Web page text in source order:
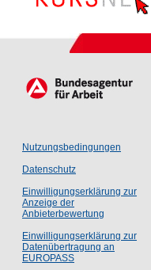
Nutzungsbedingungen
Datenschutz
Einwilligungserklärung zur
Anzeige der
Anbieterbewertung
Einwilligungserklärung zur
Datenübertragung an
EUROPASS